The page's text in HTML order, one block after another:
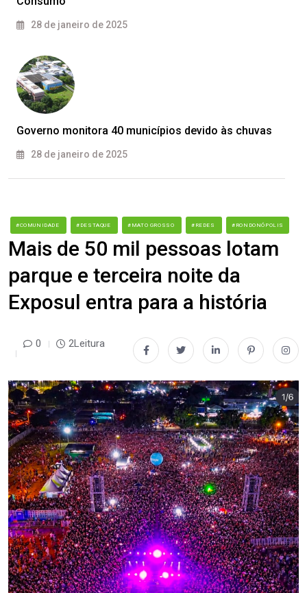
28 de janeiro de 2025
Governo monitora 40 municípios devido às chuvas
28 de janeiro de 2025
#COMUNIDADE #DESTAQUE #MATO GROSSO #REDES #RONDONÓPOLIS
Mais de 50 mil pessoas lotam
parque e terceira noite da
Exposul entra para a história
0 2Leitura